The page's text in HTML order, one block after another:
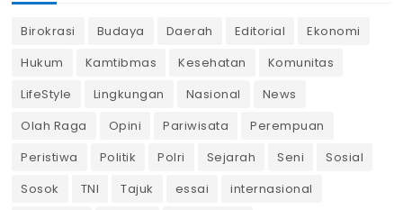
Birokrasi Budaya Daerah Editorial
Ekonomi
Hukum
Kamtibmas Kesehatan
Komunitas
LifeStyle
Lingkungan Nasional
News
Olah Raga
Opini Pariwisata
Perempuan
Peristiwa
Politik Polri Sejarah Seni
Sosial
Sosok
TNI Tajuk essai
internasional